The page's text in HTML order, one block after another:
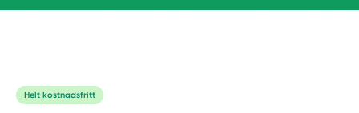
Helt kostnadsfritt